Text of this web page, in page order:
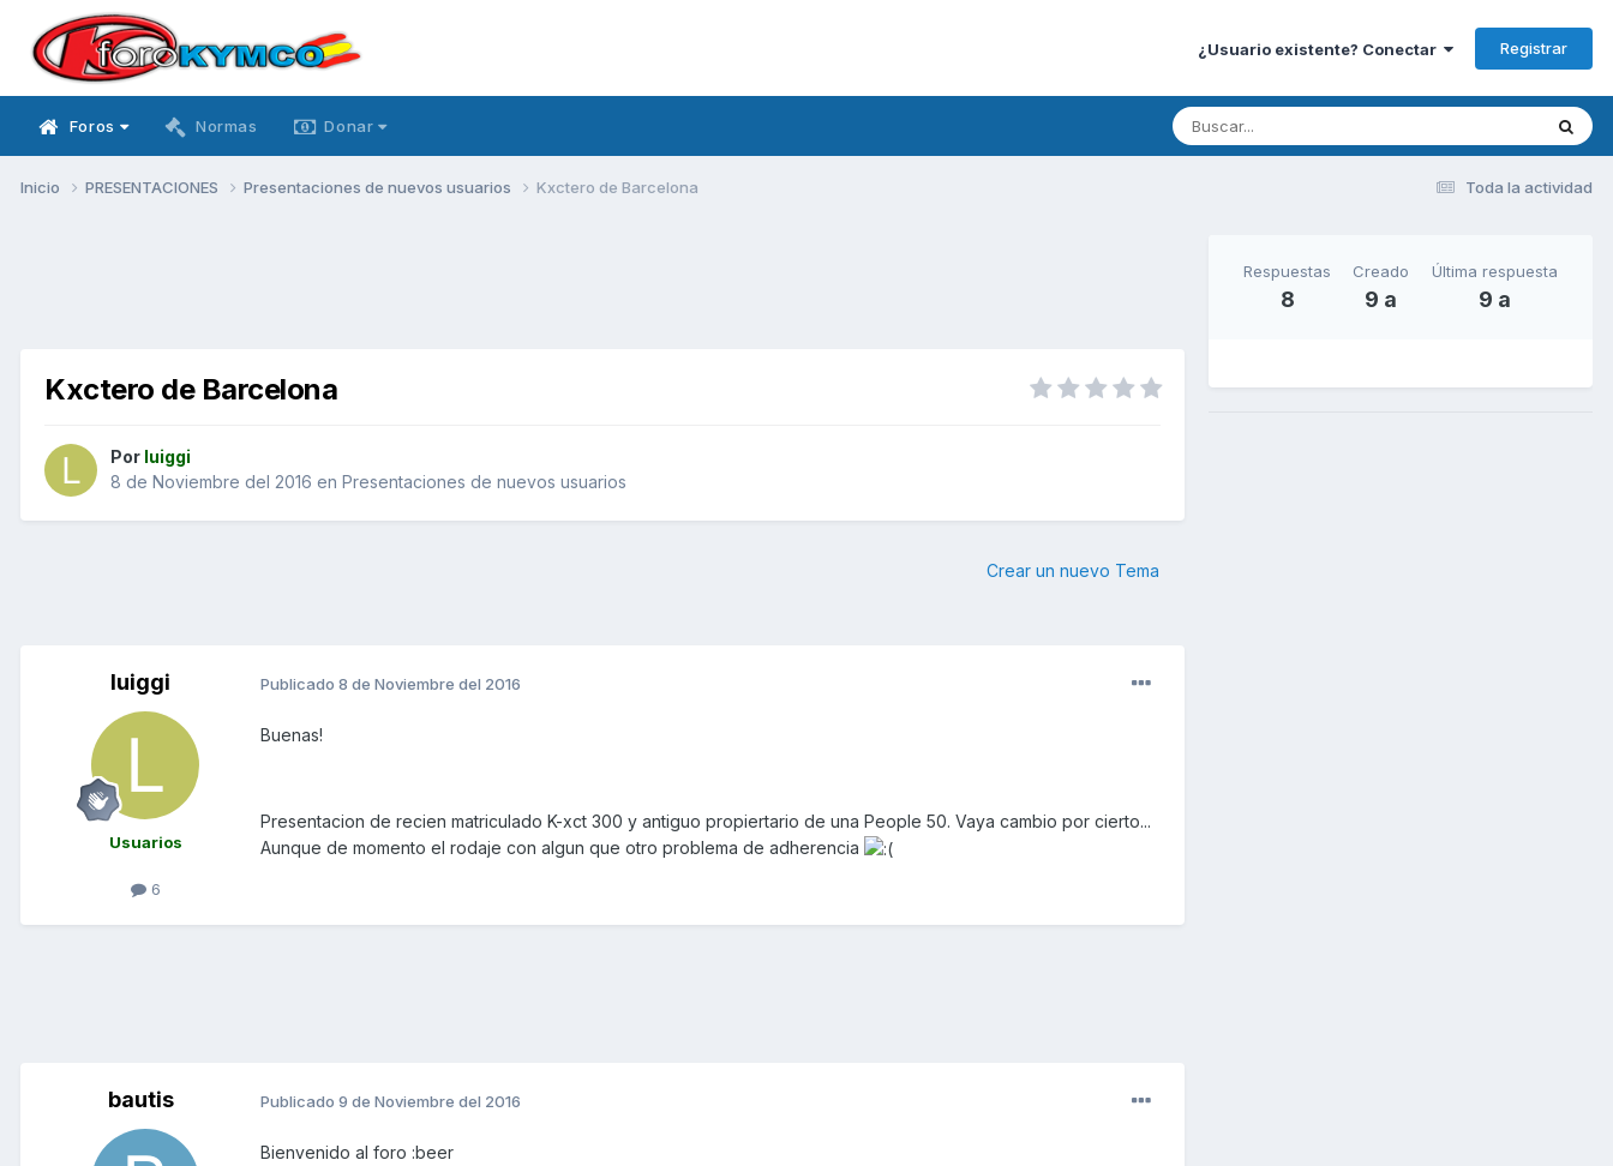
¿Usuario existente? Conectar Registrar
Foros Normas Donar
Toda la actividad
Inicio PRESENTACIONES Presentaciones de nuevos usuarios Kxctero de Barcelona
Kxctero de Barcelona
Por luiggi
8 de Noviembre del 2016 en Presentaciones de nuevos usuarios
Crear un nuevo Tema
luiggi
Usuarios
6
Publicado 8 de Noviembre del 2016
Buenas!
Presentacion de recien matriculado K-xct 300 y antiguo propiertario de una People 50. Vaya cambio por cierto...
Aunque de momento el rodaje con algun que otro problema de adherencia
bautis Publicado 9 de Noviembre del 2016
Bienvenido al foro :beer
Respuestas
8
Creado
9 a
Última respuesta
9 a